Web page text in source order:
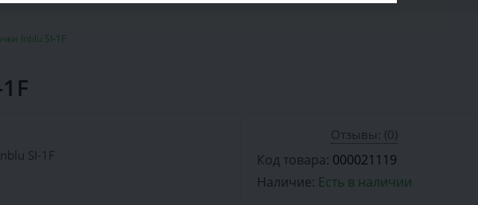
Inblu SI-1F
Отзывы: (0)
Код товара: 000021119
Наличие: Есть в наличии